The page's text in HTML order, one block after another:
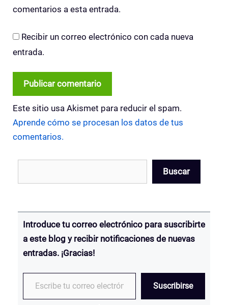
comentarios a esta entrada.
Recibir un correo electrónico con cada nueva
entrada.
Este sitio usa Akismet para reducir el spam.
Aprende cómo se procesan los datos de tus
comentarios.
Buscar
Introduce tu correo electrónico para suscribirte
a este blog y recibir notificaciones de nuevas
entradas. ¡Gracias!
Escribe tu correo electrónico…
Suscribirse